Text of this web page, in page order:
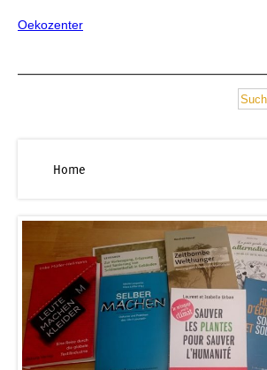
Oekozenter
Home